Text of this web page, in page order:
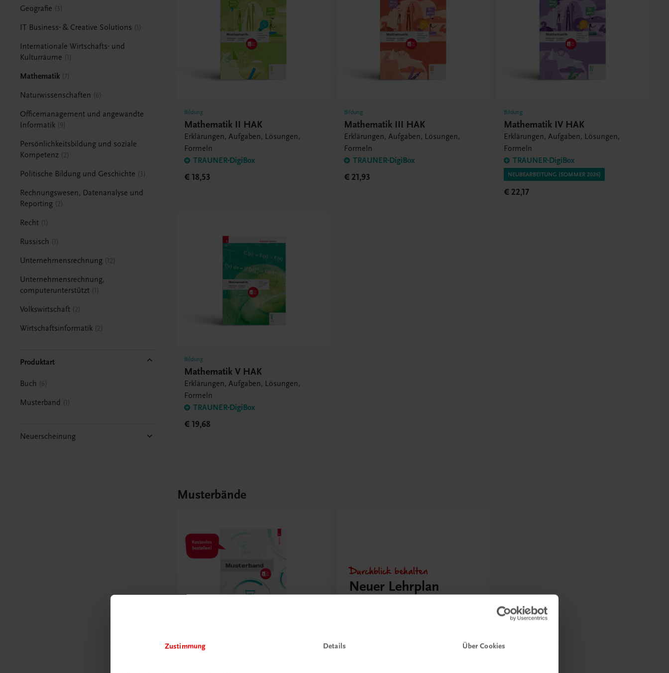
Zustimmung Details Über Cookies
Geografie 3
IT Business- & Creative Solutions 1
Internationale Wirtschafts- und
Kulturräume
1
Mathematik 7
Naturwissenschaften 6
Officemanagement und angewandte
Informatik 9
Persönlichkeitsbildung und soziale
Kompetenz 2
Politische Bildung und Geschichte 3
Rechnungswesen, Datenanalyse und
Reporting 2
Recht 1
Russisch 1
Unternehmensrechnung 12
Unternehmensrechnung,
computerunterstützt 1
Volkswirtschaft 2
Wirtschaftsinformatik 2
Produktart
Buch 6
Musterband 1
Neuerscheinung
Bildung
Mathematik II HAK
Erklärungen, Aufgaben, Lösungen,
Formeln
TRAUNER-DigiBox
€ 18,53
Bildung
Mathematik III HAK
Erklärungen, Aufgaben, Lösungen,
Formeln
TRAUNER-DigiBox
€ 21,93
Bildung
Mathematik IV HAK
Erklärungen, Aufgaben, Lösungen,
Formeln
TRAUNER-DigiBox
NEUBEARBEITUNG (SOMMER 2026)
€ 22,17
Bildung
Mathematik V HAK
Erklärungen, Aufgaben, Lösungen,
Formeln
TRAUNER-DigiBox
€ 19,68
Musterbände
Durchblick behalten
Neuer Lehrplan